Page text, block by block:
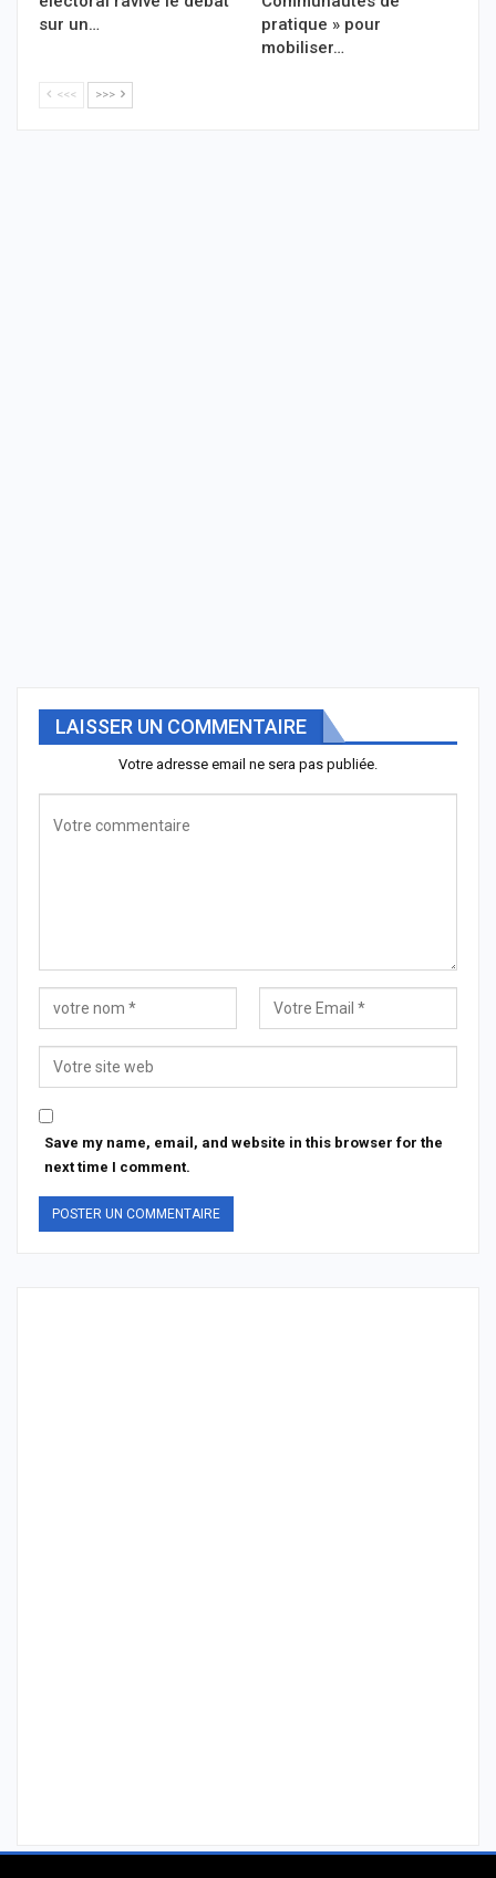
sur un…
pratique » pour
mobiliser…
<<< >>>
LAISSER UN COMMENTAIRE
Votre adresse email ne sera pas publiée.
Save my name, email, and website in this browser for the
next time I comment.